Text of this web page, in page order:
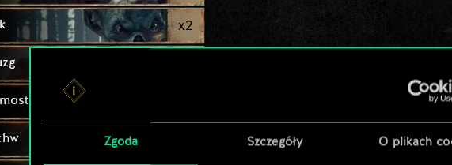
Zgoda Szczegóły O plikach
x2